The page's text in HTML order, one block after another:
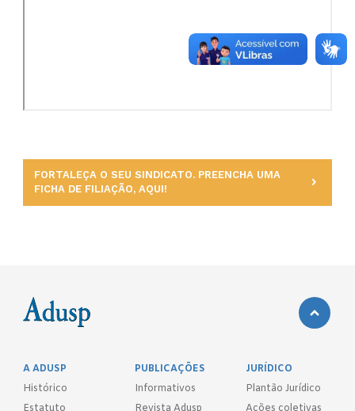
FORTALEÇA O SEU SINDICATO. PREENCHA UMA
FICHA DE FILIAÇÃO, AQUI!
A ADUSP
Histórico
PUBLICAÇÕES
Informativos
JURÍDICO
Plantão Jurídico